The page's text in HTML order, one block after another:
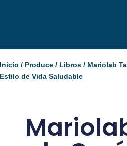
Inicio / Produce / Libros / Mariolab
Estilo de Vida Saludable